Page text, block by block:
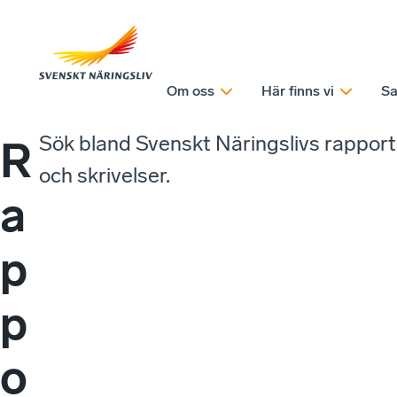
Om oss Här finns vi
R
a
p
p
o
Sök bland Svenskt Näringslivs
och skrivelser.